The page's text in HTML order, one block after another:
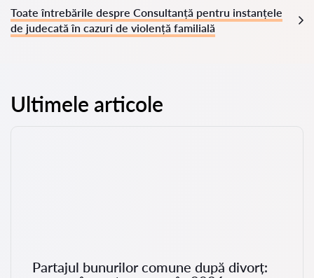
Toate întrebările despre Consultanță pentru instanțele
de judecată în cazuri de violență familială
Ultimele articole
Partajul bunurilor comune după divorț: